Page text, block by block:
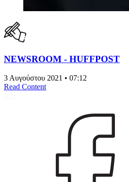
NEWSROOM - HUFFPOST
3 Αυγούστου 2021 • 07:12
Read Content